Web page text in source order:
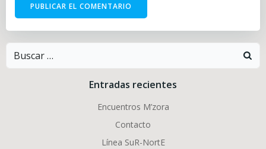
Buscar:
Entradas recientes
Encuentros M’zora
Contacto
Línea SuR-NortE